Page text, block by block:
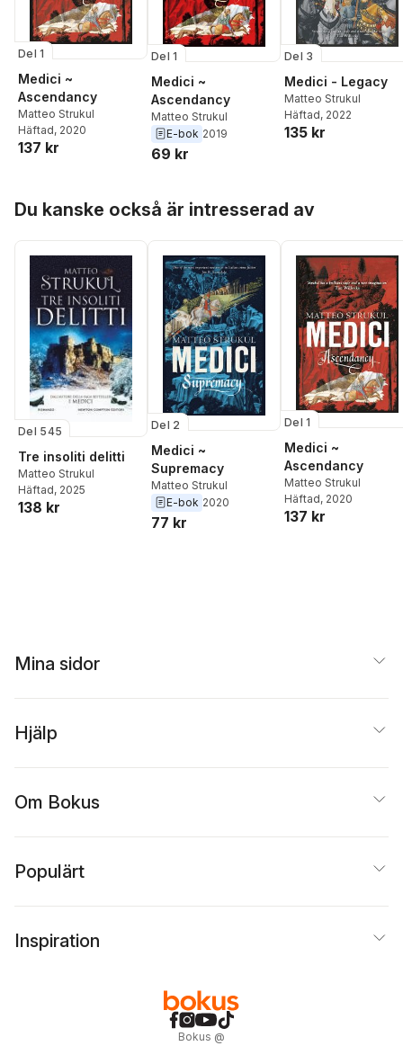
Del 1
Medici ~
Ascendancy
Matteo Strukul
Häftad, 2020
137 kr
Del 1
Medici ~
Ascendancy
Matteo Strukul
E-bok 2019
69 kr
Del 3
Medici - Legacy
Matteo Strukul
Häftad, 2022
135 kr
Du kanske också är intresserad av
Del 545
Tre insoliti delitti
Matteo Strukul
Häftad, 2025
138 kr
Del 2
Medici ~
Supremacy
Matteo Strukul
E-bok 2020
77 kr
Del 1
Medici ~
Ascendancy
Matteo Strukul
Häftad, 2020
137 kr
Mina sidor
Hjälp
Om Bokus
Populärt
Inspiration
Bokus @